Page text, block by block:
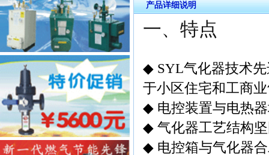
产品详细说明
一、特点
◆ SYL气化器技术
于小区住宅和工商
◆ 电控装置与电热
◆ 气化器工艺结构
◆ 电控箱与气化器